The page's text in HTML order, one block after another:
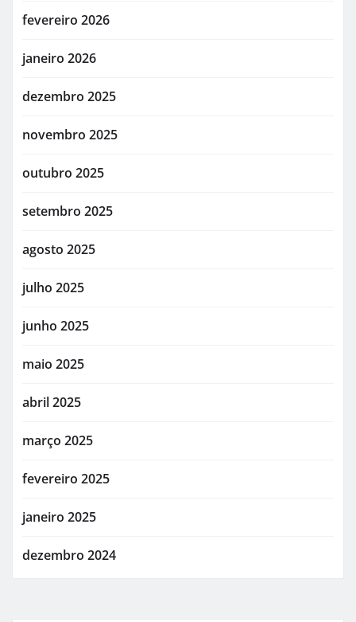
fevereiro 2026
janeiro 2026
dezembro 2025
novembro 2025
outubro 2025
setembro 2025
agosto 2025
julho 2025
junho 2025
maio 2025
abril 2025
março 2025
fevereiro 2025
janeiro 2025
dezembro 2024